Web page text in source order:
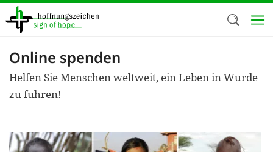
Direkt
zum
Inhalt
Online spenden
Helfen Sie Menschen weltweit, ein Leben in Würde
zu führen!
Wir